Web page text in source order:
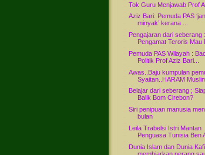
Tok Guru Menjawab Prof
Aziz Bari: Pemuda PAS
minyak’ kerana ...
Pengajaran dari seberang :
Pengamat Teroris Mau
Pemuda PAS Wilayah :
Politik Prof Aziz Bari...
Awas..Baju kumpulan
Syaitan..HARAM Muslim
Belajar dari seberang ;
Balik Bom Cirebon?
Siri penipuan manusia
bulan
Leila Trabelsi Istri Mantan
Penguasa Tunisia Ben
Dunia Islam dan Dunia
membiarkan perang